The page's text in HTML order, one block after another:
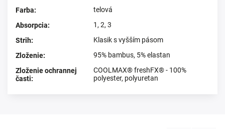
Farba:
telová
Absorpcia:
1, 2, 3
Strih:
Klasik s vyšším pásom
Zloženie:
95% bambus, 5% elastan
Zloženie ochrannej
časti:
COOLMAX® freshFX® - 100%
polyester, polyuretan